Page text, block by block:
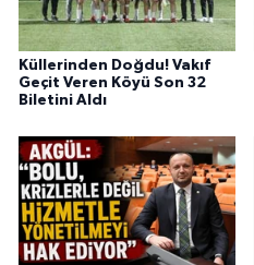
Küllerinden Doğdu! Vakıf
Geçit Veren Köyü Son 32
Biletini Aldı